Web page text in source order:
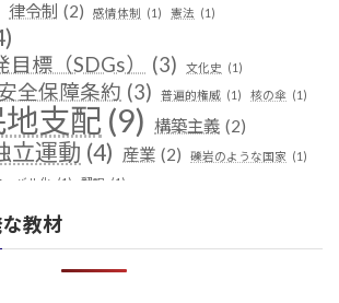
律令制 (2) 感情体制 (1) 憲法 (1)
標（SDGs） (3) 文化史 (1)
全保障条約 (3) 普遍的権威 (1) 核の傘 (1)
支配 (9) 構築主義 (2)
立運動 (4) 産業 (2) 礫岩のような国家 (1)
バル化 (1) 翻訳 (1)
教材